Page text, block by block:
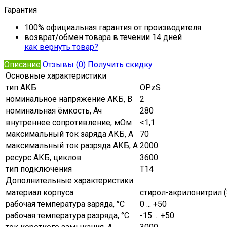
Гарантия
100% официальная гарантия от производителя
возврат/обмен товара в течении 14 дней
как вернуть товар?
Описание Отзывы (0) Получить скидку
Основные характеристики
тип АКБ
OPzS
номинальное напряжение АКБ, В
2
номинальная ёмкость, Ач
280
внутреннее сопротивление, мОм
<1,1
максимальный ток заряда АКБ, A
70
максимальный ток разряда АКБ, A 2000
ресурс АКБ, циклов
3600
тип подключения
Т14
Дополнительные характеристики
материал корпуса
стирол-акрилонитрил
рабочая температура заряда, °C
0 ... +50
рабочая температура разряда, °C
-15 ... +50